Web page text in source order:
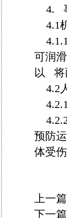
4.
4.1
可润
以 将
4.2
预防
体受
上一
下一